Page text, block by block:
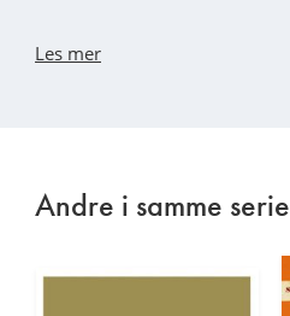
Les mer
Andre i samme serie